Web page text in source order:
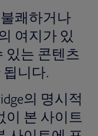
쾌하거나
여지가 있
있는 콘텐츠
니다.
의 명시적
이 본 사이트